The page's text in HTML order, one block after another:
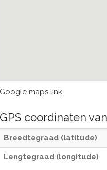
Google maps link
GPS coordinaten van
Breedtegraad (latitude)
Lengtegraad (longitude)